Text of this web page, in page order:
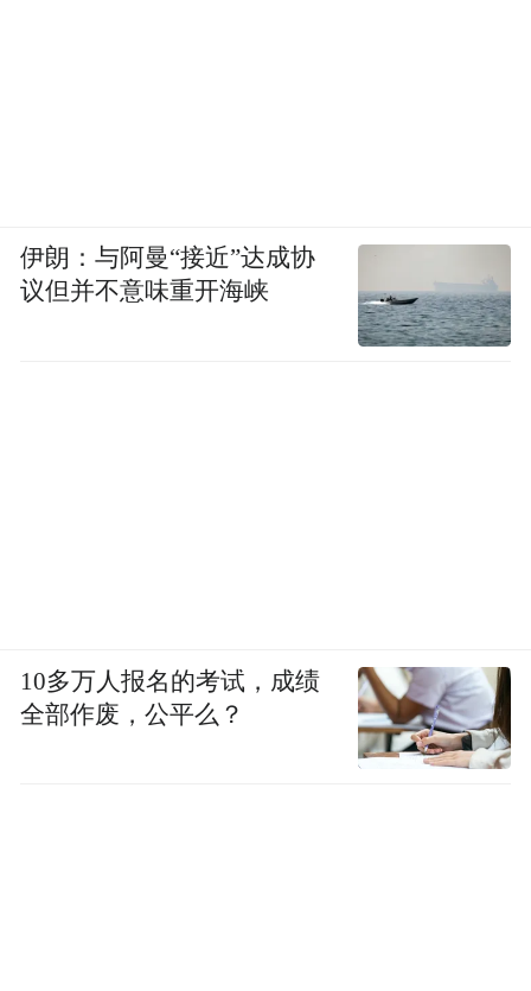
伊朗：与阿曼“接近”达成协
议但并不意味重开海峡
10多万人报名的考试，成绩
全部作废，公平么？